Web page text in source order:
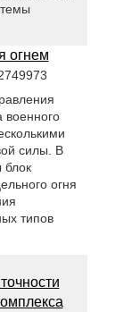
огнем
военного
силы. В
блок
огня
типов